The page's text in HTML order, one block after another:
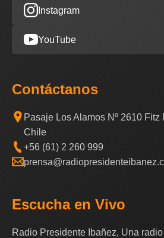
Instagram
YouTube
Contáctanos
Pasaje Los Alamos Nº 2610 Fitz
Chile
+56 (61) 2 260 999
prensa@radiopresidenteibanez.cl
Escucha en Vivo
Radio Presidente Ibañez, Una